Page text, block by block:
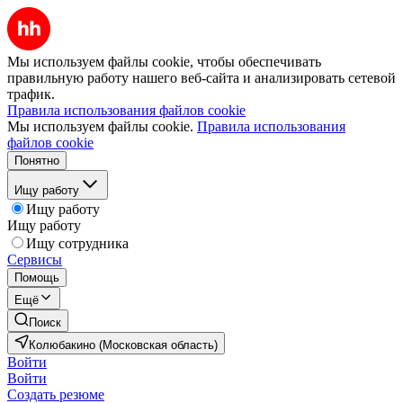
Мы используем файлы cookie, чтобы обеспечивать
правильную работу нашего веб-сайта и анализировать сетевой
трафик.
Правила использования файлов cookie
Мы используем файлы cookie. Правила использования
файлов cookie
Понятно
Ищу работу
Ищу работу
Ищу работу
Ищу сотрудника
Сервисы
Помощь
Ещё
Поиск
Колюбакино (Московская область)
Войти
Войти
Создать резюме